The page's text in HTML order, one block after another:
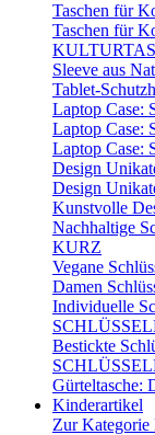
Taschen für
Taschen für
Sleeve aus
Tablet-
Laptop Case:
Laptop Case:
Laptop Case:
Design
Design
Kunstvolle
Nachhaltige
KURZ
Vegane
Damen
Individuelle
Bestickte
Gürteltasche:
Kinderartikel
Zur